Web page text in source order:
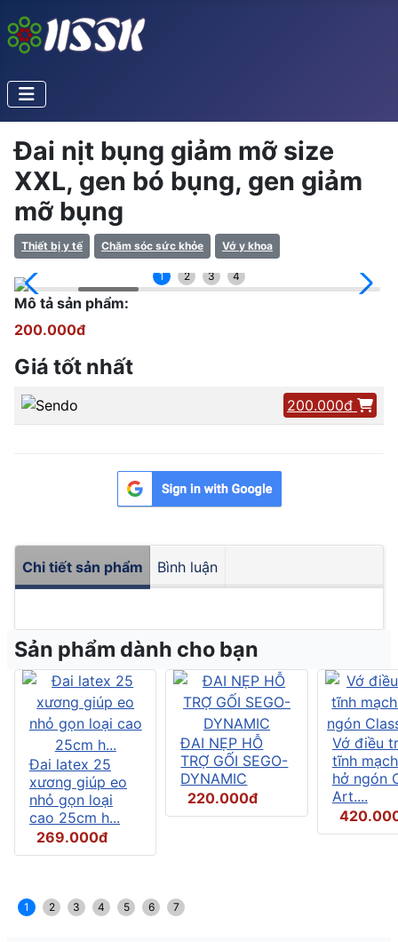
Đai nịt bụng giảm mỡ size
XXL, gen bó bụng, gen giảm
mỡ bụng
Thiết bị y tế Chăm sóc sức khỏe Vớ y khoa
1 2 3 4
Mô tả sản phẩm:
200.000đ
Giá tốt nhất
200.000đ
Chi tiết sản phẩm Bình luận
Sản phẩm dành cho bạn
Đai latex 25
xương giúp eo
nhỏ gọn loại
cao 25cm h...
269.000đ
ĐAI NẸP HỖ
TRỢ GỐI SEGO-
DYNAMIC
220.000đ
Vớ điều
tĩnh
hở ngón
Art....
1 2 3 4 5 6 7